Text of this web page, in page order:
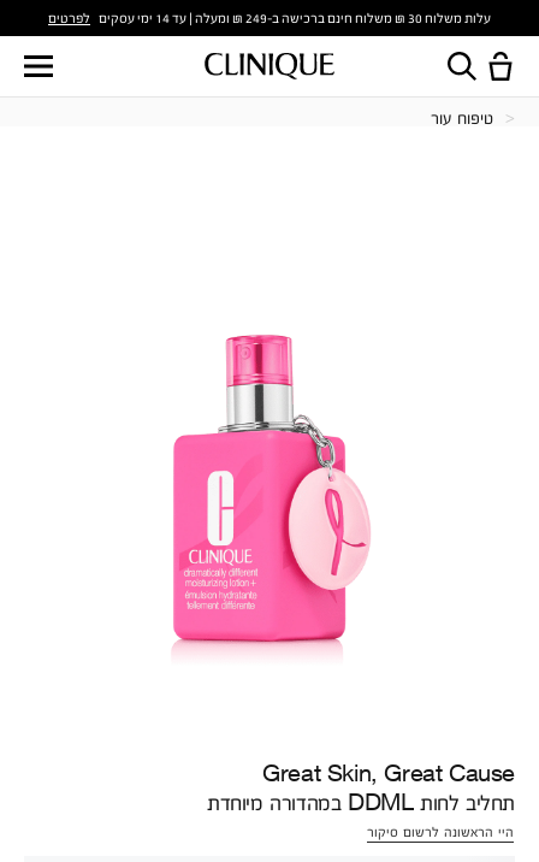
עלות משלוח 30 ₪ משלוח חינם ברכישה ב-249 ₪ ומעלה | עד 14 ימי עסקים לפרטים
טיפוח עור
Great Skin, Great Cause
תחליב לחות DDML במהדורה מיוחדת
היי הראשונה לרשום סיקור